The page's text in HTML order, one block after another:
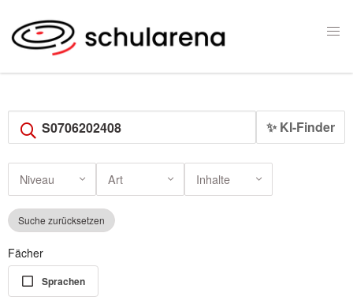
✨ KI-Finder
Niveau Art Inhalte
Suche zurücksetzen
Fächer
Sprachen